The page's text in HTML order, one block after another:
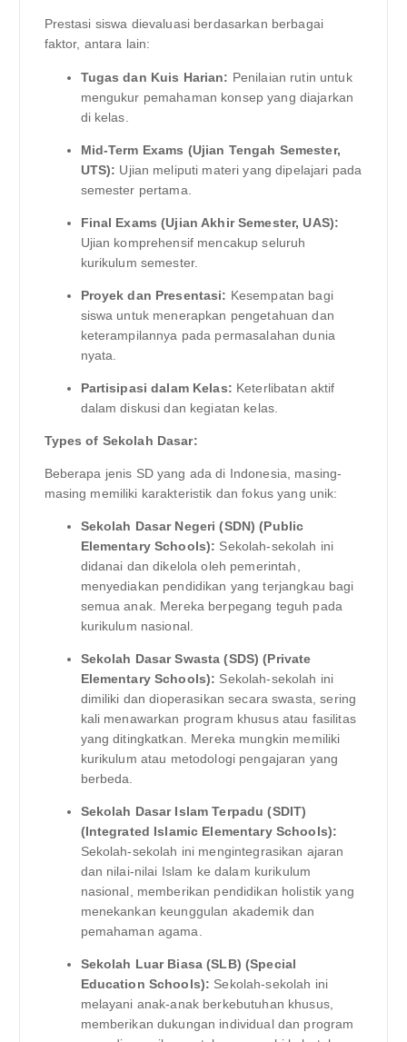
Prestasi siswa dievaluasi berdasarkan berbagai
faktor, antara lain:
Tugas dan Kuis Harian: Penilaian rutin untuk
mengukur pemahaman konsep yang diajarkan
di kelas.
Mid-Term Exams (Ujian Tengah Semester,
UTS): Ujian meliputi materi yang dipelajari pada
semester pertama.
Final Exams (Ujian Akhir Semester, UAS):
Ujian komprehensif mencakup seluruh
kurikulum semester.
Proyek dan Presentasi: Kesempatan bagi
siswa untuk menerapkan pengetahuan dan
keterampilannya pada permasalahan dunia
nyata.
Partisipasi dalam Kelas: Keterlibatan aktif
dalam diskusi dan kegiatan kelas.
Types of Sekolah Dasar:
Beberapa jenis SD yang ada di Indonesia, masing-
masing memiliki karakteristik dan fokus yang unik:
Sekolah Dasar Negeri (SDN) (Public
Elementary Schools): Sekolah-sekolah ini
didanai dan dikelola oleh pemerintah,
menyediakan pendidikan yang terjangkau bagi
semua anak. Mereka berpegang teguh pada
kurikulum nasional.
Sekolah Dasar Swasta (SDS) (Private
Elementary Schools): Sekolah-sekolah ini
dimiliki dan dioperasikan secara swasta, sering
kali menawarkan program khusus atau fasilitas
yang ditingkatkan. Mereka mungkin memiliki
kurikulum atau metodologi pengajaran yang
berbeda.
Sekolah Dasar Islam Terpadu (SDIT)
(Integrated Islamic Elementary Schools):
Sekolah-sekolah ini mengintegrasikan ajaran
dan nilai-nilai Islam ke dalam kurikulum
nasional, memberikan pendidikan holistik yang
menekankan keunggulan akademik dan
pemahaman agama.
Sekolah Luar Biasa (SLB) (Special
Education Schools): Sekolah-sekolah ini
melayani anak-anak berkebutuhan khusus,
memberikan dukungan individual dan program